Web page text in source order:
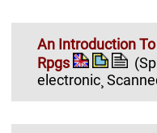
An Introduction
Rpgs
electronic¸